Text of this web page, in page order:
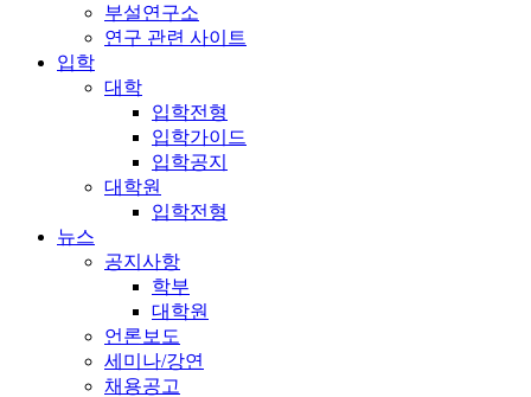
부설연구소
연구 관련 사이트
입학
대학
입학전형
입학가이드
입학공지
대학원
입학전형
뉴스
공지사항
학부
대학원
언론보도
세미나/강연
채용공고